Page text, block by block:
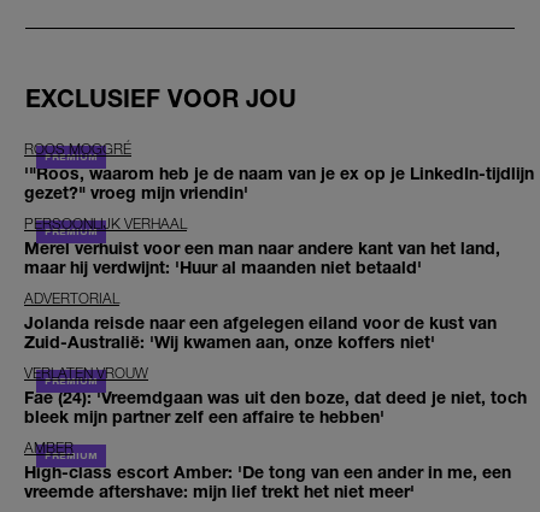
EXCLUSIEF VOOR JOU
ROOS MOGGRÉ
'"Roos, waarom heb je de naam van je ex op je LinkedIn-tijdlijn
gezet?" vroeg mijn vriendin'
PERSOONLIJK VERHAAL
Merel verhuist voor een man naar andere kant van het land,
maar hij verdwijnt: 'Huur al maanden niet betaald'
ADVERTORIAL
Jolanda reisde naar een afgelegen eiland voor de kust van
Zuid-Australië: 'Wij kwamen aan, onze koffers niet'
VERLATEN VROUW
Fae (24): 'Vreemdgaan was uit den boze, dat deed je niet, toch
bleek mijn partner zelf een affaire te hebben'
AMBER
High-class escort Amber: 'De tong van een ander in me, een
vreemde aftershave: mijn lief trekt het niet meer'